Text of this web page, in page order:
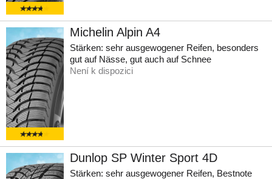
Michelin Alpin A4
Stärken: sehr ausgewogener Reifen, besonders
gut auf Nässe, gut auch auf Schnee
Není k dispozici
Dunlop SP Winter Sport 4D
Stärken: sehr ausgewogener Reifen, Bestnote